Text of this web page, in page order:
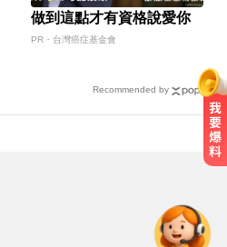
做到這點才有資格說愛你
PR・台灣癌症基金會
Recommended by